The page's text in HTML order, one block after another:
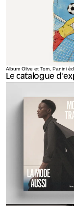
Album Olive et Tom, Panini
Le catalogue